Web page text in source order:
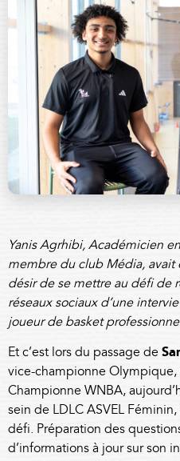
Yanis Agrhibi, Académicien
membre du club Média,
désir de se mettre au défi de
réseaux sociaux d’une
joueur de basket
Et c’est lors du passage de
vice-championne
Championne WNBA,
sein de LDLC ASVEL
défi. Préparation des
d’informations à jour sur son